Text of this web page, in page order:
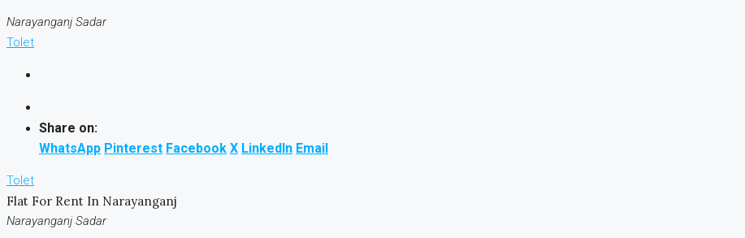
Narayanganj Sadar
Tolet
Share on:
WhatsApp Pinterest Facebook X LinkedIn Email
Tolet
Flat For Rent In Narayanganj
Narayanganj Sadar